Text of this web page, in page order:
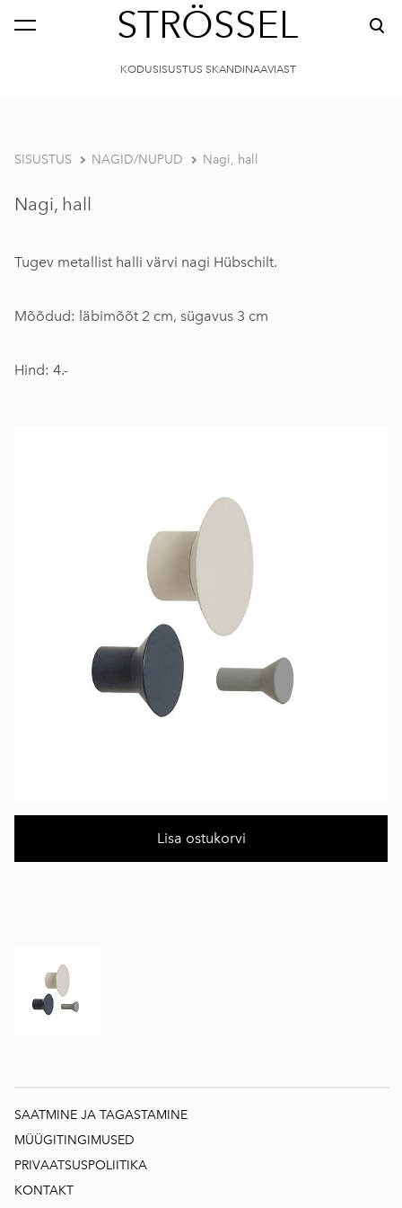
STRÖSSEL
KODUSISUSTUS SKANDINAAVIAST
SISUSTUS NAGID/NUPUD Nagi, hall
Nagi, hall
Tugev metallist halli värvi nagi Hübschilt.
Mõõdud: läbimõõt 2 cm, sügavus 3 cm
Hind: 4.-
Lisa ostukorvi
SAATMINE JA TAGASTAMINE
MÜÜGITINGIMUSED
PRIVAATSUSPOLIITIKA
KONTAKT